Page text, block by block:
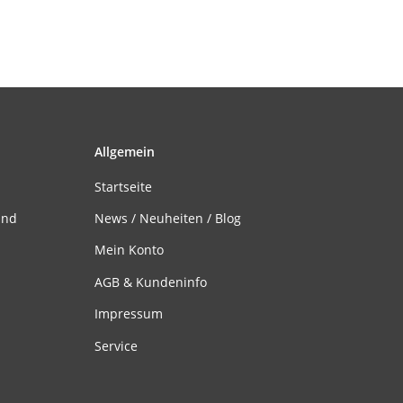
Allgemein
Startseite
News / Neuheiten / Blog
Mein Konto
AGB & Kundeninfo
Impressum
Service